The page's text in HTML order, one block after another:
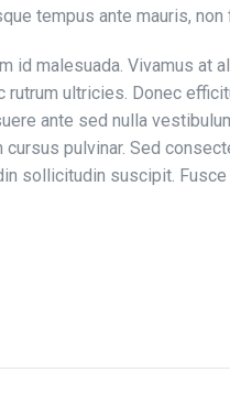
tempus ante mauris, non
id malesuada. Vivamus at
ultricies. Donec
ante sed nulla
pulvinar. Sed
sollicitudin suscipit. Fusce